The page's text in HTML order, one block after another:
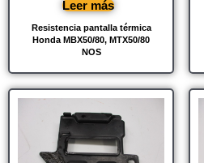
Resistencia pantalla térmica
Honda MBX50/80, MTX50/80
NOS
Leer más